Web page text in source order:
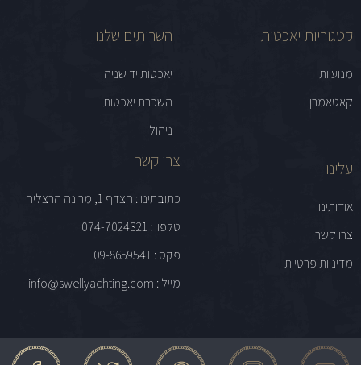
קטגוריות יאכטות
מנועיות
קאטאמרן
השרותים שלנו
יאכטות יד שניה
השכרת יאכטות
ניהול
עלינו
אודותינו
צרו קשר
מדיניות פרטיות
צרו קשר
כתובתינו : הצדף 1, מרינה הרצליה
טלפון : 074-7024321
פקס : 09-8659541
מייל : info@swellyachting.com